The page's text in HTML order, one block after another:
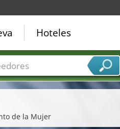
de la Mujer
Hoteles
de proveedor de servicios